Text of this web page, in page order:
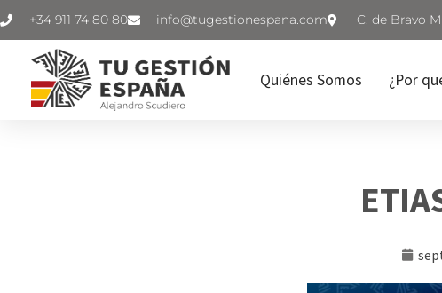
+34 911 74 80 80 C. de Bravo
Quiénes Somos ¿Por